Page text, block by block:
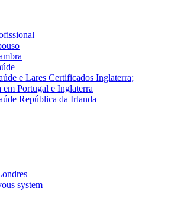
e Lares Certificados Inglaterra;
em Portugal e Inglaterra
República da Irlanda
system